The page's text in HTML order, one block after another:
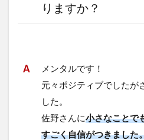
りますか？
メンタルです！
元々ポジティブでしたが
した。
佐野さんに小さなことで
すごく自信がつきました